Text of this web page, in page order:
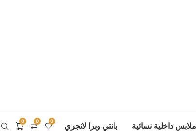
ملابس داخلية نسائية بانتي وبرا لانجري 0 0 0